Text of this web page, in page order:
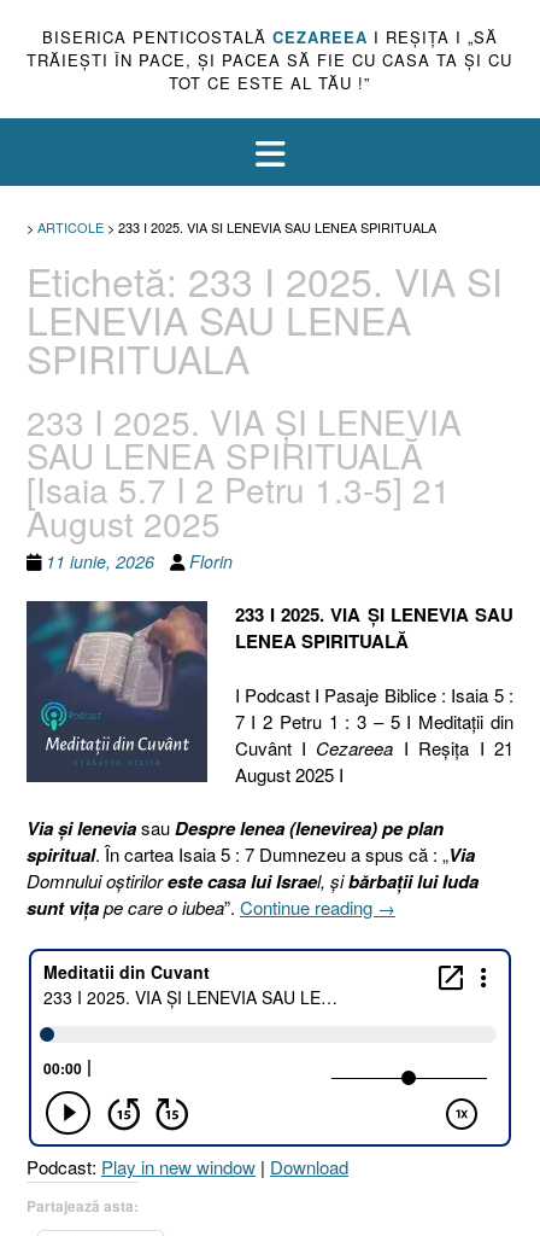
BISERICA PENTICOSTALĂ CEZAREEA I REŞIŢA I „SĂ
TRĂIEŞTI ÎN PACE, ŞI PACEA SĂ FIE CU CASA TA ŞI CU
TOT CE ESTE AL TĂU !”
> ARTICOLE > 233 I 2025. VIA SI LENEVIA SAU LENEA SPIRITUALA
Etichetă: 233 I 2025. VIA SI
LENEVIA SAU LENEA
SPIRITUALA
233 I 2025. VIA ȘI LENEVIA
SAU LENEA SPIRITUALĂ
[Isaia 5.7 I 2 Petru 1.3-5] 21
August 2025
11 iunie, 2026 Florin
233 I 2025. VIA ȘI LENEVIA SAU
LENEA SPIRITUALĂ
I Podcast I Pasaje Biblice : Isaia 5 :
7 I 2 Petru 1 : 3 – 5 I Meditaţii din
Cuvânt I Cezareea I Reşiţa I 21
August 2025 I
Via și leneviasauDespre lenea (lenevirea) pe plan
spiritual. În cartea Isaia 5 : 7 Dumnezeu a spus că : „Via
Domnului oştiriloreste casa lui Israel, şibărbaţii lui Iuda
sunt viţape care o iubea”. Continue reading „233
2025.
SAU
LENEA
SPIRITUALĂ
[Isaia
→
Podcast: Play in new window | Download
Partajează asta: